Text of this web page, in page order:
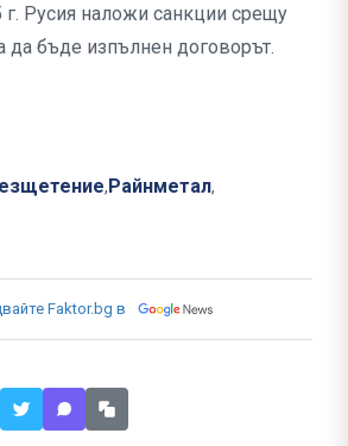
г. Русия наложи санкции срещу
да бъде изпълнен договорът.
, Райнметал,
Faktor.bg в